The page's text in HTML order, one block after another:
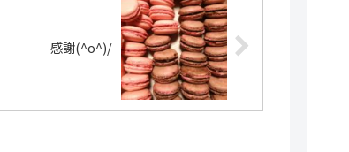
感謝(^o^)/